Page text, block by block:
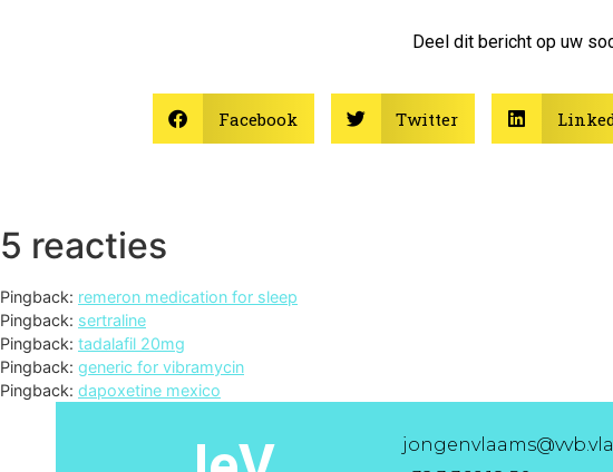
Deel dit bericht op uw
Facebook Twitter
5 reacties
Pingback: remeron medication for sleep
Pingback: sertraline
Pingback: tadalafil 20mg
Pingback: generic for vibramycin
Pingback: dapoxetine mexico